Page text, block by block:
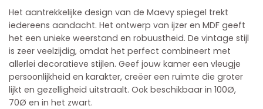
Het aantrekkelijke design van de Maevy spiegel trekt
iedereens aandacht. Het ontwerp van ijzer en MDF geeft
het een unieke weerstand en robuustheid. De vintage stijl
is zeer veelzijdig, omdat het perfect combineert met
allerlei decoratieve stijlen. Geef jouw kamer een vleugje
persoonlijkheid en karakter, creëer een ruimte die groter
lijkt en gezelligheid uitstraalt. Ook beschikbaar in 100Ø,
70Ø en in het zwart.